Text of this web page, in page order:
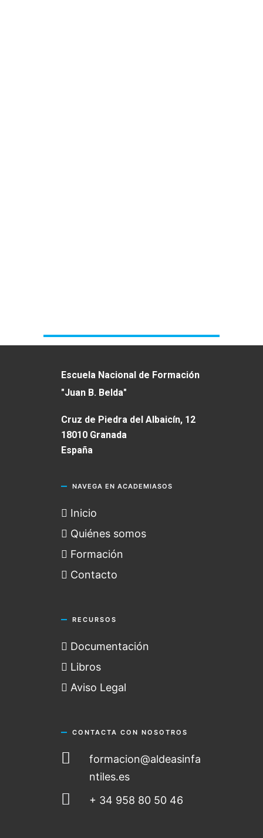
Escuela Nacional de Formación
"Juan B. Belda"
Cruz de Piedra del Albaicín, 12
18010 Granada
España
NAVEGA EN ACADEMIASOS
Inicio
Quiénes somos
Formación
Contacto
RECURSOS
Documentación
Libros
Aviso Legal
CONTACTA CON NOSOTROS
formacion@aldeasinfa
ntiles.es
+ 34 958 80 50 46